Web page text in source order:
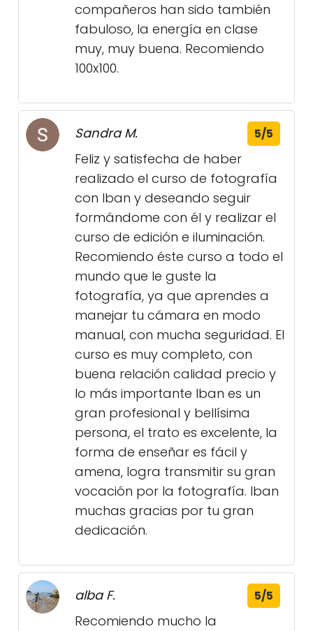
compañeros han sido también
fabuloso, la energía en clase
muy, muy buena. Recomiendo
100x100.
Sandra M. 5/5
Feliz y satisfecha de haber
realizado el curso de fotografía
con Iban y deseando seguir
formándome con él y realizar el
curso de edición e iluminación.
Recomiendo éste curso a todo el
mundo que le guste la
fotografía, ya que aprendes a
manejar tu cámara en modo
manual, con mucha seguridad. El
curso es muy completo, con
buena relación calidad precio y
lo más importante Iban es un
gran profesional y bellísima
persona, el trato es excelente, la
forma de enseñar es fácil y
amena, logra transmitir su gran
vocación por la fotografía. Iban
muchas gracias por tu gran
dedicación.
alba F. 5/5
Recomiendo mucho la